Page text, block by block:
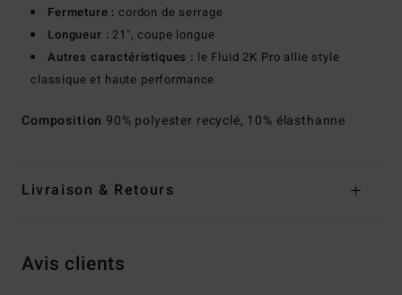
Fermeture : cordon de serrage
Longueur : 21", coupe longue
Autres caractéristiques : le Fluid 2K Pro allie style
classique et haute performance
Composition 90% polyester recyclé, 10% élasthanne
Livraison & Retours
Avis clients